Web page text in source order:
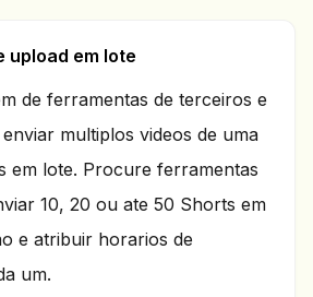
upload em lote
de ferramentas de terceiros e
multiplos videos de uma
em lote. Procure ferramentas
10, 20 ou ate 50 Shorts em
e atribuir horarios de
um.